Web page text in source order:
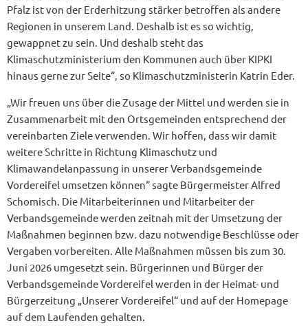
Pfalz ist von der Erderhitzung stärker betroffen als andere
Regionen in unserem Land. Deshalb ist es so wichtig,
gewappnet zu sein. Und deshalb steht das
Klimaschutzministerium den Kommunen auch über KIPKI
hinaus gerne zur Seite“, so Klimaschutzministerin Katrin Eder.
„Wir freuen uns über die Zusage der Mittel und werden sie in
Zusammenarbeit mit den Ortsgemeinden entsprechend der
vereinbarten Ziele verwenden. Wir hoffen, dass wir damit
weitere Schritte in Richtung Klimaschutz und
Klimawandelanpassung in unserer Verbandsgemeinde
Vordereifel umsetzen können“ sagte Bürgermeister Alfred
Schomisch. Die Mitarbeiterinnen und Mitarbeiter der
Verbandsgemeinde werden zeitnah mit der Umsetzung der
Maßnahmen beginnen bzw. dazu notwendige Beschlüsse oder
Vergaben vorbereiten. Alle Maßnahmen müssen bis zum 30.
Juni 2026 umgesetzt sein. Bürgerinnen und Bürger der
Verbandsgemeinde Vordereifel werden in der Heimat- und
Bürgerzeitung „Unserer Vordereifel“ und auf der Homepage
auf dem Laufenden gehalten.